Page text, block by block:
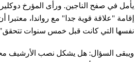
يأمل في صفح الناجين. ورأى المؤرخ
إقامة "علاقة قوية جدا" مع رواندا، معتبرا
نفسها التي كانت قبل خمس سنوات
ويبقى السؤال: هل يشكل نصب الأرشيف